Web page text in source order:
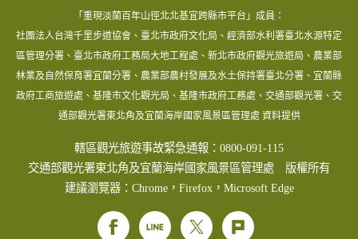
「重現淡蘭百年山徑北北基宜跨縣市平台」成員：
社團法人台灣千里步道協會、臺北市政府文化局、經濟部水利署臺北水源特定
區管理分署、臺北市政府工務局大地工程處、新北市政府觀光旅遊局、農業部
林業及自然保育署宜蘭分署、農業部農村發展及水土保持署臺北分署、宜蘭縣
政府工商旅遊處、基隆市文化觀光局、基隆市政府工務處、交通部觀光署、交
通部觀光署東北角及宜蘭海岸國家風景區管理處 資料提供
轄區觀光旅遊事故緊急通報：0800-091-115
交通部觀光署東北角及宜蘭海岸國家風景區管理處 版權所有
建議瀏覽器：Chrome，Firefox，Microsoft Edge
Facebook Line Twitter